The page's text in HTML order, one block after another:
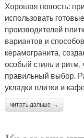
Хорошая новость:
использовать
производителей
вариантов и
керамогранита,
особый стиль и ритм,
правильный выбор.
укладки плитки и
читать дальше →